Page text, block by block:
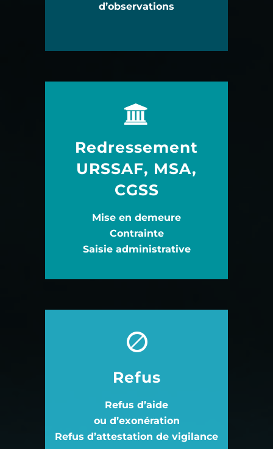
d’observations
Redressement
URSSAF, MSA,
CGSS
Mise en demeure
Contrainte
Saisie administrative
Refus
Refus d’aide
ou d’exonération
Refus d’attestation de vigilance